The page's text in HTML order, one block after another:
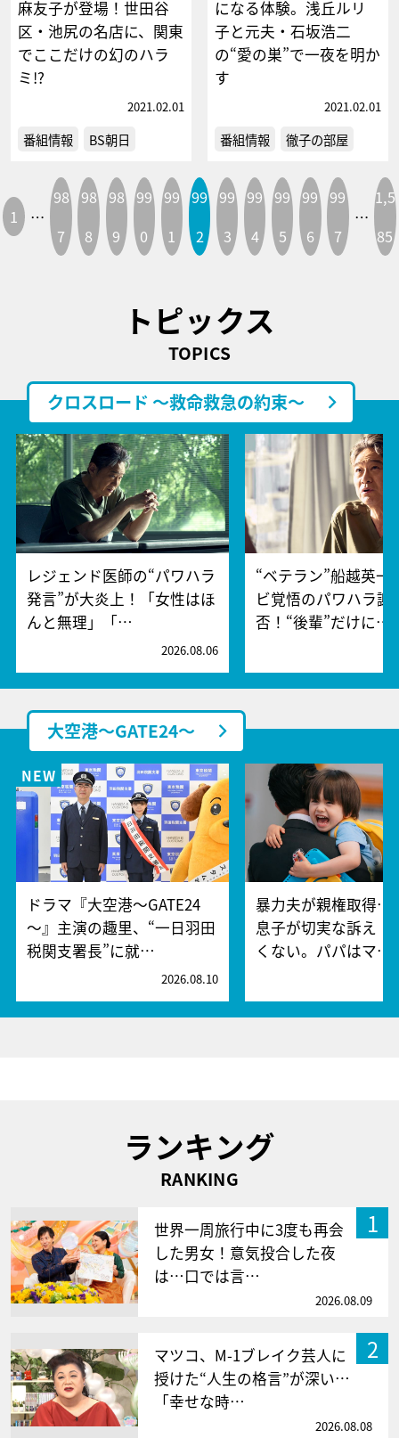
麻友子が登場！世田谷
区・池尻の名店に、関東
でここだけの幻のハラ
ミ!?
2021.02.01
番組情報 BS朝日
になる体験。浅丘ルリ
子と元夫・石坂浩二
の“愛の巣”で一夜を明か
す
2021.02.01
番組情報 徹子の部屋
1 …
98
7
98
8
98
9
99
0
99
1
99
2
99
3
99
4
99
5
99
6
99
7
…
1,5
85
トピックス
TOPICS
クロスロード ～救命救急の約束～
レジェンド医師の“パワハラ
発言”が大炎上！「女性はほ
んと無理」「…
2026.08.06
“ベテラン”船越英一
ビ覚悟のパワハラ謝
否！“後輩”だけに…
大空港～GATE24～
ドラマ『大空港～GATE24
～』主演の趣里、“一日羽田
税関支署長”に就…
2026.08.10
暴力夫が親権取得…
息子が切実な訴え「
くない。パパはマ…
ランキング
RANKING
1
世界一周旅行中に3度も再会
した男女！意気投合した夜
は…口では言…
2026.08.09
2
マツコ、M-1ブレイク芸人に
授けた“人生の格言”が深い…
「幸せな時…
2026.08.08